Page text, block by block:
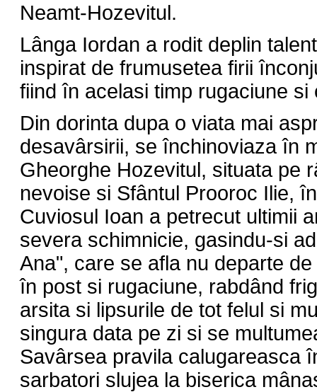
Neamt-Hozevitul.
Lânga Iordan a rodit deplin
inspirat de frumusetea firii
fiind în acelasi timp rugaciune
Din dorinta dupa o viata mai
desavârsirii, se închinoviaza în
Gheorghe Hozevitul, situata pe
nevoise si Sfântul Prooroc Ilie,
Cuviosul Ioan a petrecut ultimii
severa schimnicie, gasindu-si
Ana", care se afla nu departe
în post si rugaciune, rabdând
arsita si lipsurile de tot felul si
singura data pe zi si se
Savârsea pravila calugareasca
sarbatori slujea la biserica